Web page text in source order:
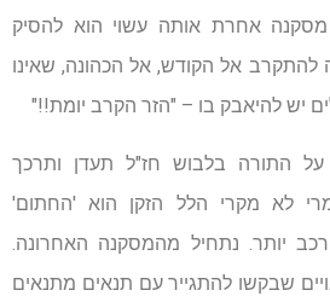
אחרת אותה עשוי הוא להסיק
להתקרב אל הקודש, אל הכהונה, שאינו
יש להיאבק בו – "הזר הקרב יומת!!"
התורה בלבוש חז"ל תעדן ותרכך
לא מקרי הלל הזקן הוא 'החתום'
יותר. נתחיל מהמסקנה האחרונה.
שבקשו להתגייר עם תנאים מתנאים